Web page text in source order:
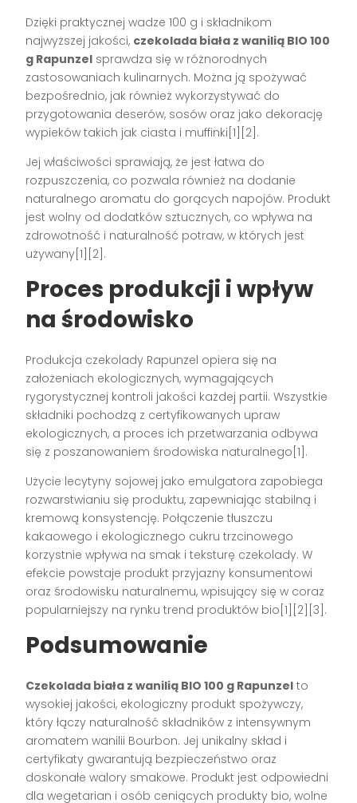
Dzięki praktycznej wadze 100 g i składnikom
najwyższej jakości, czekolada biała z wanilią BIO 100
g Rapunzel sprawdza się w różnorodnych
zastosowaniach kulinarnych. Można ją spożywać
bezpośrednio, jak również wykorzystywać do
przygotowania deserów, sosów oraz jako dekorację
wypieków takich jak ciasta i muffinki[1][2].
Jej właściwości sprawiają, że jest łatwa do
rozpuszczenia, co pozwala również na dodanie
naturalnego aromatu do gorących napojów. Produkt
jest wolny od dodatków sztucznych, co wpływa na
zdrowotność i naturalność potraw, w których jest
używany[1][2].
Proces produkcji i wpływ
na środowisko
Produkcja czekolady Rapunzel opiera się na
założeniach ekologicznych, wymagających
rygorystycznej kontroli jakości każdej partii. Wszystkie
składniki pochodzą z certyfikowanych upraw
ekologicznych, a proces ich przetwarzania odbywa
się z poszanowaniem środowiska naturalnego[1].
Użycie lecytyny sojowej jako emulgatora zapobiega
rozwarstwianiu się produktu, zapewniając stabilną i
kremową konsystencję. Połączenie tłuszczu
kakaowego i ekologicznego cukru trzcinowego
korzystnie wpływa na smak i teksturę czekolady. W
efekcie powstaje produkt przyjazny konsumentowi
oraz środowisku naturalnemu, wpisujący się w coraz
popularniejszy na rynku trend produktów bio[1][2][3].
Podsumowanie
Czekolada biała z wanilią BIO 100 g Rapunzel to
wysokiej jakości, ekologiczny produkt spożywczy,
który łączy naturalność składników z intensywnym
aromatem wanilii Bourbon. Jej unikalny skład i
certyfikaty gwarantują bezpieczeństwo oraz
doskonałe walory smakowe. Produkt jest odpowiedni
dla wegetarian i osób ceniących produkty bio, wolne